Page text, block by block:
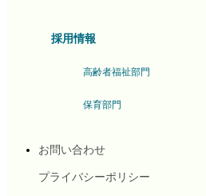
採用情報
高齢者福祉部門
保育部門
お問い合わせ
プライバシーポリシー